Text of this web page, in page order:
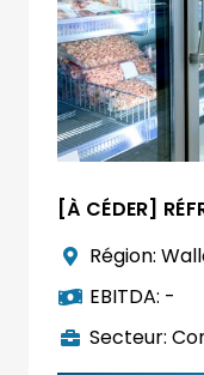
[À CÉDER]
Région:
EBITDA: -
Secteur: